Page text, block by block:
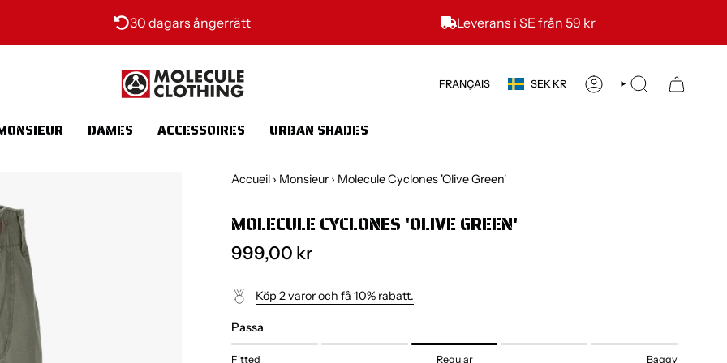
30 dagars ångerrätt Leverans i SE från 59 kr
LANGUE
FRANÇAIS DEVISE
SEK KR COMPTE RECHERCHE
DAMES ACCESSOIRES URBAN SHADES
Accueil › Monsieur › Molecule Cyclones 'Olive Green'
MOLECULE CYCLONES 'OLIVE GREEN'
999,00 kr
Köp 2 varor och få 10% rabatt.
Passa
Fitted Regular Baggy